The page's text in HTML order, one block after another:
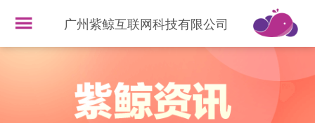
广州紫鲸互联网科技有限公司